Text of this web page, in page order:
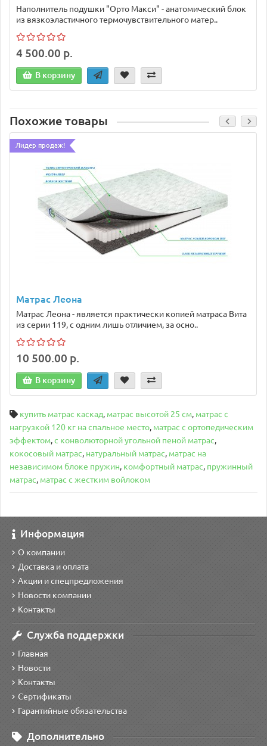
Наполнитель подушки "Орто Макси" - анатомический блок
из вязкоэластичного термочувствительного матер..
4 500.00 р.
В корзину
Похожие товары
Лидер продаж!
Матрас Леона
Матрас Леона - является практически копией матраса Вита
из серии 119, с одним лишь отличием, за осно..
10 500.00 р.
В корзину
купить матрас каскад, матрас высотой 25 см, матрас с
нагрузкой 120 кг на спальное место, матрас с ортопедическим
эффектом,с конволюторной угольной пеной матрас,
кокосовый матрас, натуральный матрас, матрас на
независимом блоке пружин, комфортный матрас, пружинный
матрас, матрас с жестким войлоком
Информация
О компании
Доставка и оплата
Акции и спецпредложения
Новости компании
Контакты
Служба поддержки
Главная
Новости
Контакты
Сертификаты
Гарантийные обязательства
Дополнительно